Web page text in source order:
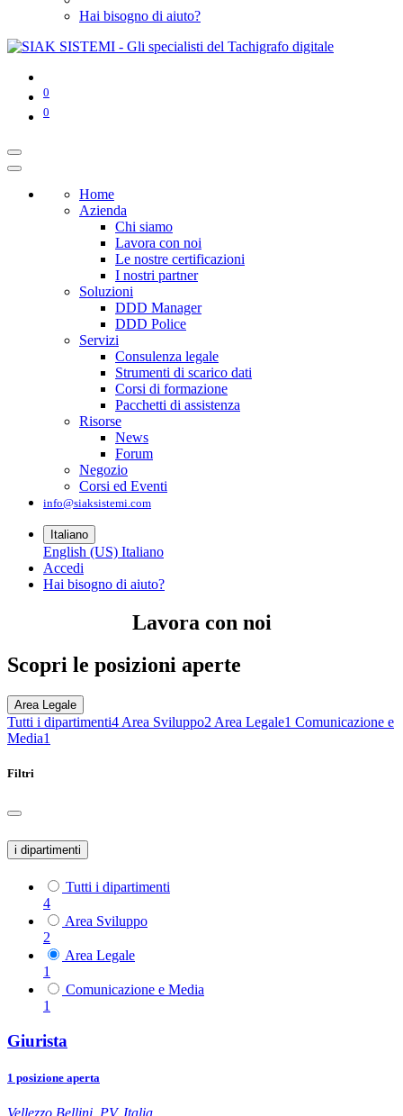
Hai bisogno di aiuto?
0
0
Home
Azienda
Chi siamo
Lavora con noi
Le nostre certificazioni
I nostri partner
Soluzioni
DDD Manager
DDD Police
Servizi
Consulenza legale
Strumenti di scarico dati
Corsi di formazione
Pacchetti di assistenza
Risorse
News
Forum
Negozio
Corsi ed Eventi
info@siaksistemi.com
Italiano
English (US) Italiano
Accedi
Hai bisogno di aiuto?
Lavora con noi
Scopri le posizioni aperte
Area Legale
Tutti i dipartimenti4 Area Sviluppo2 Area Legale1 Comunicazione e
Media1
Filtri
i dipartimenti
Tutti i dipartimenti
4
Area Sviluppo
2
Area Legale
1
Comunicazione e Media
1
Giurista
1 posizione aperta